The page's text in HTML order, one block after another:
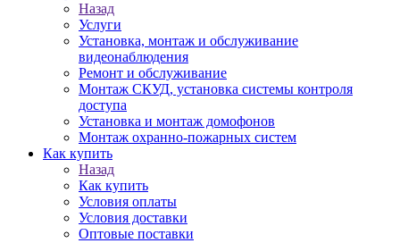
Назад
Услуги
Установка, монтаж и обслуживание
видеонаблюдения
Ремонт и обслуживание
Монтаж СКУД, установка системы контроля
доступа
Установка и монтаж домофонов
Монтаж охранно-пожарных систем
Как купить
Назад
Как купить
Условия оплаты
Условия доставки
Оптовые поставки